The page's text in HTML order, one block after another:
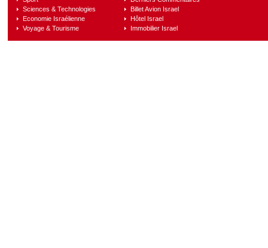
Sciences & Technologies
Economie Israélienne
Voyage & Tourisme
Billet Avion Israel
Hôtel Israel
Immobilier Israel